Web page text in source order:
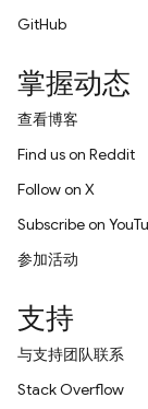
GitHub
掌握动态
查看博客
Find us on Reddit
Follow on X
Subscribe on
参加活动
支持
与支持团队联系
Stack Overflow